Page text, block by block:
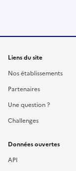
Liens du site
Nos établissements
Partenaires
Une question ?
Challenges
Données ouvertes
API